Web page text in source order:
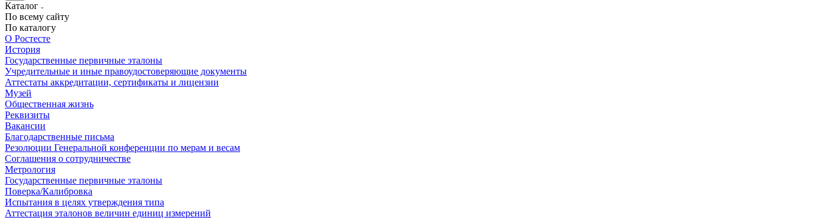
Каталог
По всему сайту
По каталогу
О Ростесте
История
Государственные первичные эталоны
Учредительные и иные правоудостоверяющие документы
Аттестаты аккредитации, сертификаты и лицензии
Музей
Общественная жизнь
Реквизиты
Вакансии
Благодарственные письма
Резолюции Генеральной конференции по мерам и весам
Соглашения о сотрудничестве
Метрология
Государственные первичные эталоны
Поверка/Калибровка
Испытания в целях утверждения типа
Аттестация эталонов величин единиц измерений